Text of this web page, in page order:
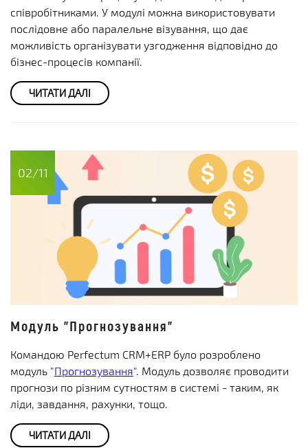
співробітниками. У модулі можна використовувати
послідовне або паралельне візування, що дає
можливість організувати узгодження відповідно до
бізнес-процесів компанії.
ЧИТАТИ ДАЛІ
02/11
Модуль "Прогнозування"
Командою Perfectum CRM+ERP було розроблено
модуль "Прогнозування". Модуль дозволяє проводити
прогнози по різним сутностям в системі - таким, як
ліди, завдання, рахунки, тощо.
ЧИТАТИ ДАЛІ